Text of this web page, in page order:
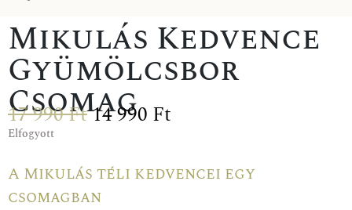
Mikulás Kedvence
Gyümölcsbor
Csomag
17 990Ft14 990 Ft
Elfogyott
A Mikulás téli kedvencei egy
csomagban